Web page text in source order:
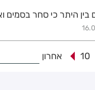
היתר כי סחר בסמים
10 אחרון